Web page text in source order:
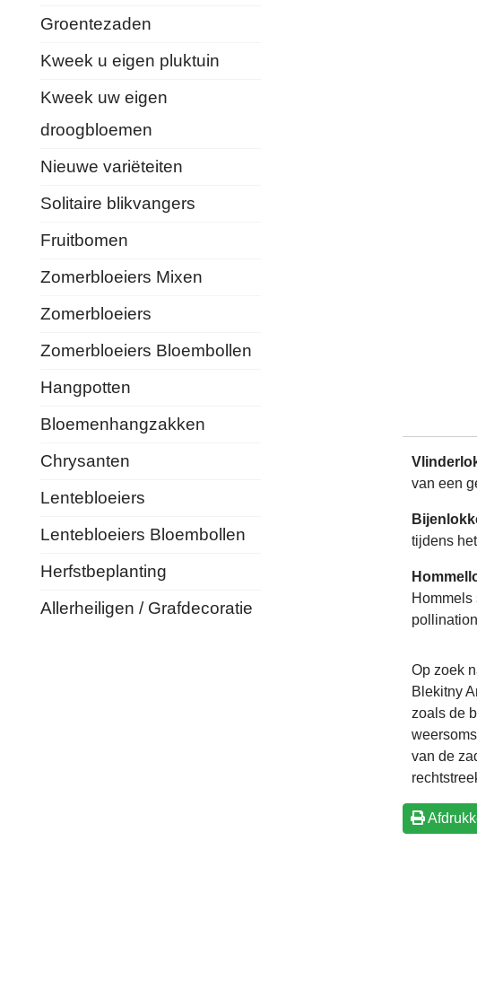
Groentezaden
Kweek u eigen pluktuin
Kweek uw eigen
droogbloemen
Nieuwe variëteiten
Solitaire blikvangers
Fruitbomen
Zomerbloeiers Mixen
Zomerbloeiers
Zomerbloeiers Bloembollen
Hangpotten
Bloemenhangzakken
Chrysanten
Lentebloeiers
Lentebloeiers Bloembollen
Herfstbeplanting
Allerheiligen / Grafdecoratie
van een
tijdens
Op zoek
Blekitny
zoals de
van de